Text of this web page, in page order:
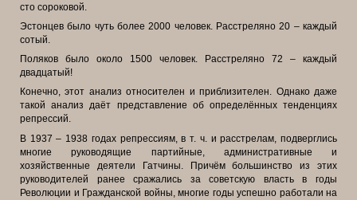
сто сороковой.
Эстонцев было чуть более 2000 человек. Расстреляно 20 – каждый
сотый.
Поляков было около 1500 человек. Расстреляно 72 – каждый
двадцатый!
Конечно, этот анализ относителен и приблизителен. Однако даже
такой анализ даёт представление об определённых тенденциях
репрессий.
В 1937 – 1938 годах репрессиям, в т. ч. и расстрелам, подверглись
многие руководящие партийные, административные и
хозяйственные деятели Гатчины. Причём большинство из этих
руководителей ранее сражались за советскую власть в годы
Революции и Гражданской войны, многие годы успешно работали на